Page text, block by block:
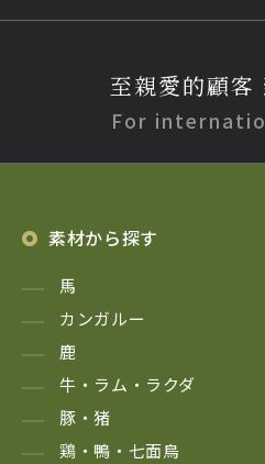
至親愛的顧客
For
素材から探す
馬
カンガルー
鹿
牛・ラム・ラクダ
豚・猪
鶏・鴨・七面鳥